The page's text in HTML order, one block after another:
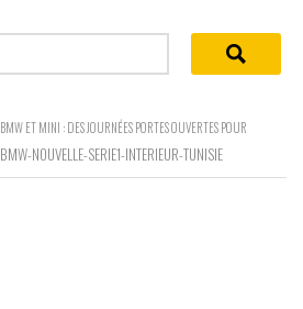
BMW ET MINI : DES JOURNÉES PORTES OUVERTES POUR
BMW-NOUVELLE-SERIE1-INTERIEUR-TUNISIE